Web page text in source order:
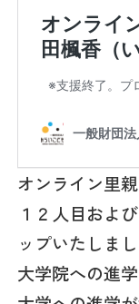
オンライン里
１２人目およ
ップいたしまし
大学院への進